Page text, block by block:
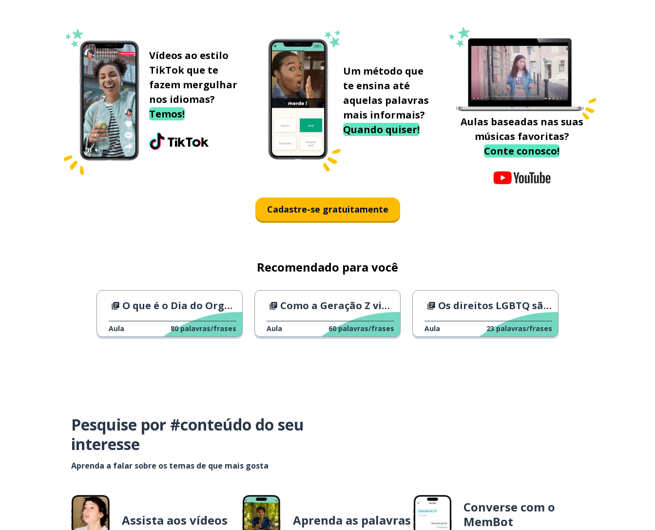
Vídeos ao estilo
TikTok que te
fazem mergulhar
nos idiomas?
Temos!
Um método que
te ensina até
aquelas palavras
mais informais?
Quando quiser!
Aulas baseadas nas suas
músicas favoritas?
Conte conosco!
Cadastre-se gratuitamente
Recomendado para você
O que é o Dia do Orgulho?
Aula 80 palavras/frases
Como a Geração Z vivencia o Dia do Orgulho
Aula 60 palavras/frases
Os direitos LGBTQ são direitos de todos
Aula 23 palavras/frases
Pesquise por #conteúdo do seu
interesse
Aprenda a falar sobre os temas de que mais gosta
Assista aos vídeos Aprenda as palavras
Converse com o
MemBot